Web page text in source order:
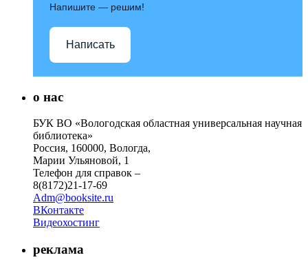
Напишите — решим!
Написать
о нас
БУК ВО «Вологодская областная универсальная научная
библиотека»
Россия, 160000, Вологда,
Марии Ульяновой, 1
Телефон для справок –
8(8172)21-17-69
Adm@booksite.ru
ВКонтакте
Видеохостинг
реклама